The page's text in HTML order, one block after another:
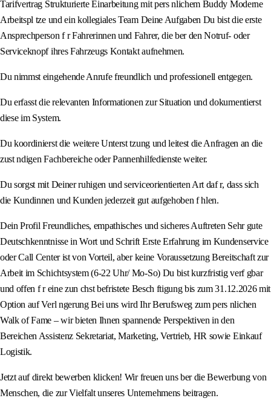
Tarifvertrag Strukturierte Einarbeitung mit pers nlichem Buddy Moderne
Arbeitspl tze und ein kollegiales Team Deine Aufgaben Du bist die erste
Ansprechperson f r Fahrerinnen und Fahrer, die ber den Notruf- oder
Serviceknopf ihres Fahrzeugs Kontakt aufnehmen.
Du nimmst eingehende Anrufe freundlich und professionell entgegen.
Du erfasst die relevanten Informationen zur Situation und dokumentierst
diese im System.
Du koordinierst die weitere Unterst tzung und leitest die Anfragen an die
zust ndigen Fachbereiche oder Pannenhilfedienste weiter.
Du sorgst mit Deiner ruhigen und serviceorientierten Art daf r, dass sich
die Kundinnen und Kunden jederzeit gut aufgehoben f hlen.
Dein Profil Freundliches, empathisches und sicheres Auftreten Sehr gute
Deutschkenntnisse in Wort und Schrift Erste Erfahrung im Kundenservice
oder Call Center ist von Vorteil, aber keine Voraussetzung Bereitschaft zur
Arbeit im Schichtsystem (6-22 Uhr/ Mo-So) Du bist kurzfristig verf gbar
und offen f r eine zun chst befristete Besch ftigung bis zum 31.12.2026 mit
Option auf Verl ngerung Bei uns wird Ihr Berufsweg zum pers nlichen
Walk of Fame – wir bieten Ihnen spannende Perspektiven in den
Bereichen Assistenz Sekretariat, Marketing, Vertrieb, HR sowie Einkauf
Logistik.
Jetzt auf direkt bewerben klicken! Wir freuen uns ber die Bewerbung von
Menschen, die zur Vielfalt unseres Unternehmens beitragen.